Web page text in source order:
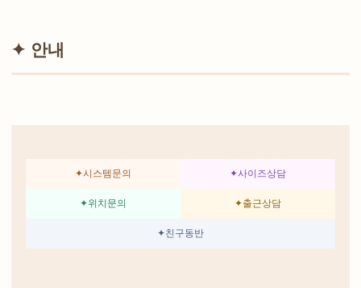
✦ 안내
✦시스템문의 ✦사이즈상담
✦위치문의 ✦출근상담
✦친구동반